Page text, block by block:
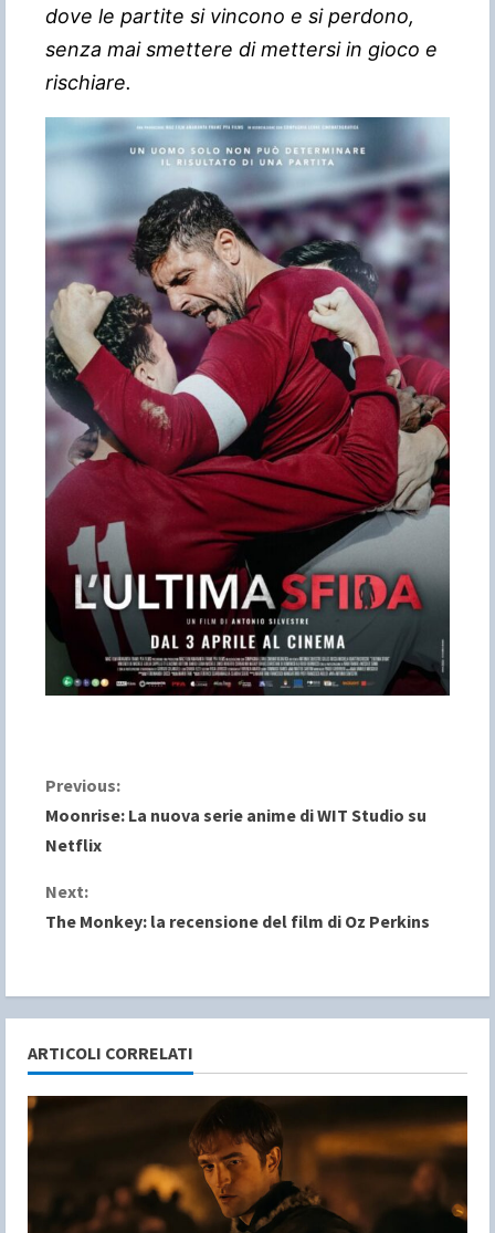
dove le partite si vincono e si perdono,
senza mai smettere di mettersi in gioco e
rischiare.
C
o
n
t
n
u
e
e
Previous:
Moonrise: La nuova serie anime di WIT Studio su
Netflix
Next:
The Monkey: la recensione del film di Oz Perkins
ARTICOLI CORRELATI